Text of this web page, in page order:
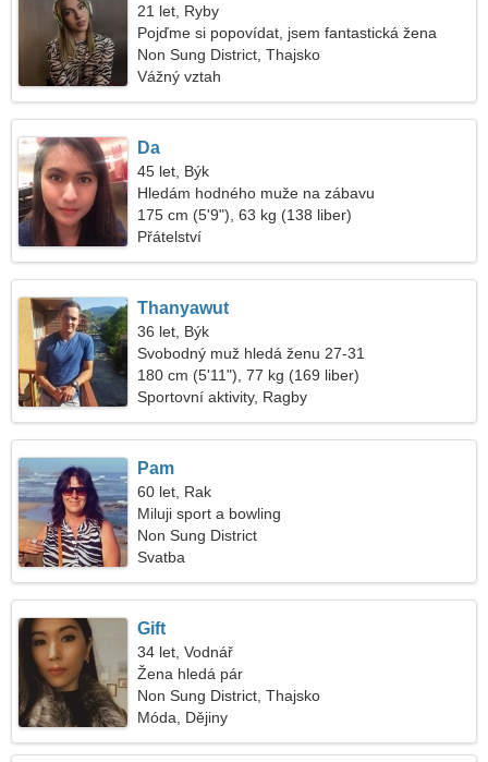
21 let, Ryby
Pojďme si popovídat, jsem fantastická žena
Non Sung District, Thajsko
Vážný vztah
Da
45 let, Býk
Hledám hodného muže na zábavu
175 cm (5'9"), 63 kg (138 liber)
Přátelství
Thanyawut
36 let, Býk
Svobodný muž hledá ženu 27-31
180 cm (5'11"), 77 kg (169 liber)
Sportovní aktivity, Ragby
Pam
60 let, Rak
Miluji sport a bowling
Non Sung District
Svatba
Gift
34 let, Vodnář
Žena hledá pár
Non Sung District, Thajsko
Móda, Dějiny